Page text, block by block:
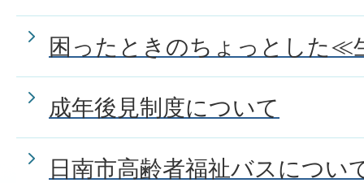
困ったときのちょっとした≪
成年後見制度について
日南市高齢者福祉バスについ